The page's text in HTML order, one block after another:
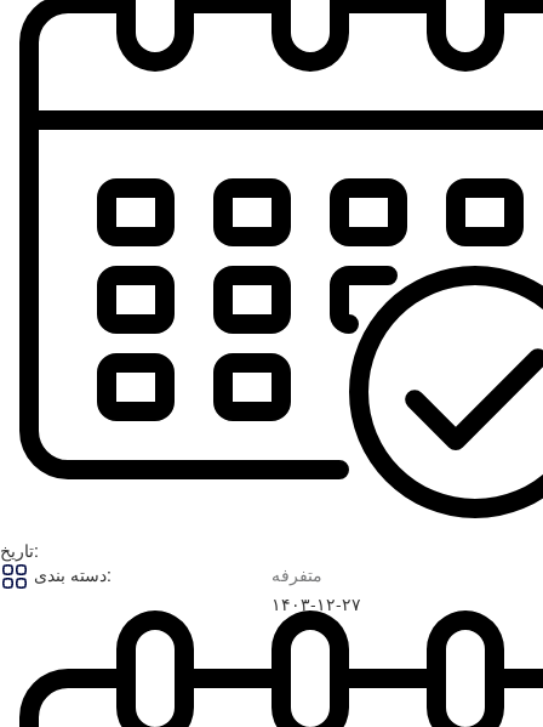
تاریخ:
دسته بندی: متفرفه
۱۴۰۳-۱۲-۲۷